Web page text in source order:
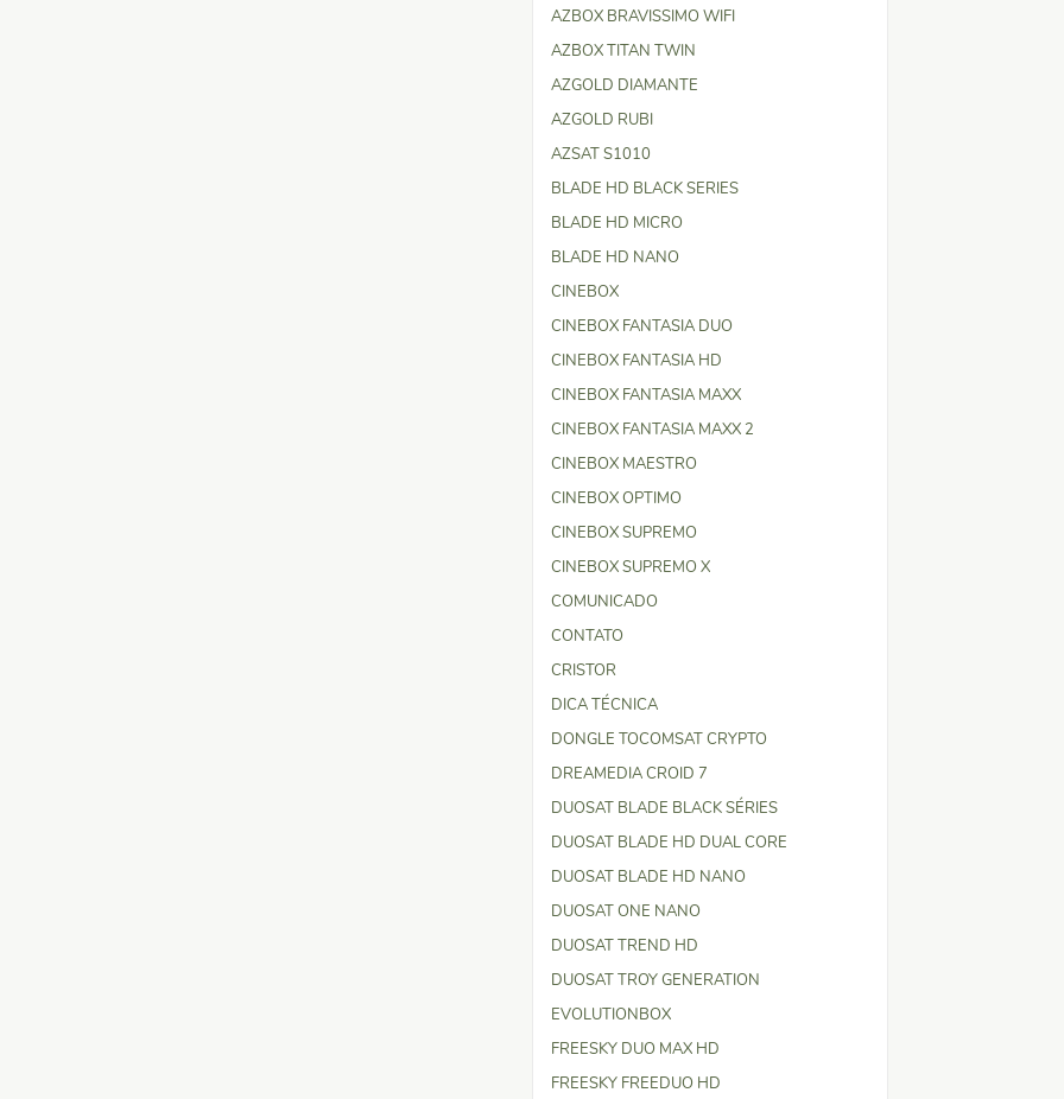
AZBOX BRAVISSIMO WIFI
AZBOX TITAN TWIN
AZGOLD DIAMANTE
AZGOLD RUBI
AZSAT S1010
BLADE HD BLACK SERIES
BLADE HD MICRO
BLADE HD NANO
CINEBOX
CINEBOX FANTASIA DUO
CINEBOX FANTASIA HD
CINEBOX FANTASIA MAXX
CINEBOX FANTASIA MAXX 2
CINEBOX MAESTRO
CINEBOX OPTIMO
CINEBOX SUPREMO
CINEBOX SUPREMO X
COMUNICADO
CONTATO
CRISTOR
DICA TÉCNICA
DONGLE TOCOMSAT CRYPTO
DREAMEDIA CROID 7
DUOSAT BLADE BLACK SÉRIES
DUOSAT BLADE HD DUAL CORE
DUOSAT BLADE HD NANO
DUOSAT ONE NANO
DUOSAT TREND HD
DUOSAT TROY GENERATION
EVOLUTIONBOX
FREESKY DUO MAX HD
FREESKY FREEDUO HD